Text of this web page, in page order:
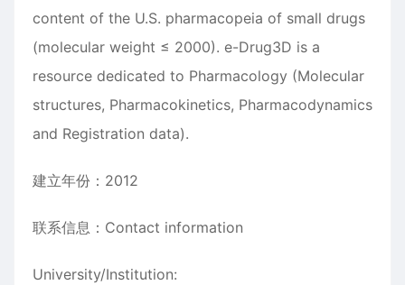
content of the U.S. pharmacopeia of small drugs
(molecular weight ≤ 2000). e-Drug3D is a
resource dedicated to Pharmacology (Molecular
structures, Pharmacokinetics, Pharmacodynamics
and Registration data).
建立年份：2012
联系信息：Contact information
University/Institution: